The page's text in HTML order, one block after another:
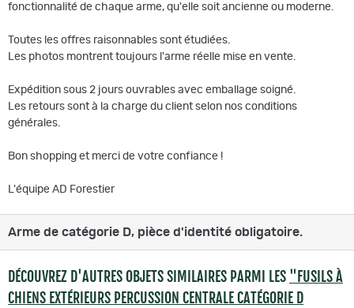
fonctionnalité de chaque arme, qu'elle soit ancienne ou moderne.
Toutes les offres raisonnables sont étudiées.
Les photos montrent toujours l'arme réelle mise en vente.
Expédition sous 2 jours ouvrables avec emballage soigné.
Les retours sont à la charge du client selon nos conditions
générales.
Bon shopping et merci de votre confiance !
L'équipe AD Forestier
Arme de catégorie D, pièce d'identité obligatoire.
DÉCOUVREZ D'AUTRES OBJETS SIMILAIRES PARMI LES "FUSILS À
CHIENS EXTÉRIEURS PERCUSSION CENTRALE CATÉGORIE D